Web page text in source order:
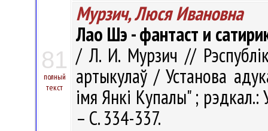
81
полный
текст
Мурзич, Люся Ивановна
Лао Шэ - фантаст и
/ Л. И. Мурзич //
артыкулаў / Установа
імя Янкі Купалы" ;
– С. 334-337.